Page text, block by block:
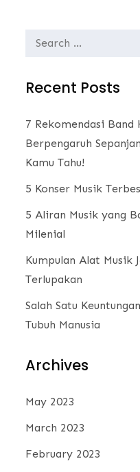
Search
Recent Posts
7 Rekomendasi Band
Berpengaruh
Kamu Tahu!
5 Konser Musik
5 Aliran Musik yang
Milenial
Kumpulan Alat Musik
Terlupakan
Salah Satu
Tubuh Manusia
Archives
May 2023
March 2023
February 2023